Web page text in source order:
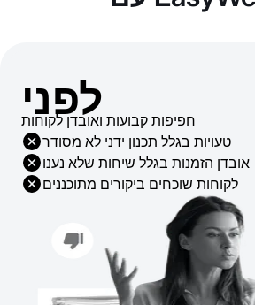
לפני
חפיפות קבועות ואובדן לקוחות
טעויות בגלל תכנון ידני לא מסודר
אובדן הזמנות בגלל שיחות שלא נענו
לקוחות שוכחים ביקורים מתוכננים